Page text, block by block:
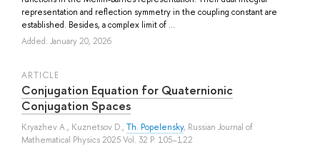
representation and reflection symmetry in the coupling constant are
established. Besides, a complex limit of ...
Added: January 20, 2026
ARTICLE
Conjugation Equation for Quaternionic
Conjugation Spaces
Kryazhev A., Kuznetsov D., Th. Popelensky, Russian Journal of
Mathematical Physics 2025 Vol. 32 P. 105–122